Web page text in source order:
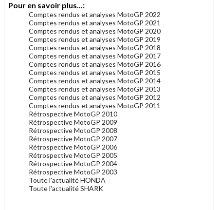
Pour en savoir plus...:
Comptes rendus et analyses MotoGP 2022
Comptes rendus et analyses MotoGP 2021
Comptes rendus et analyses MotoGP 2020
Comptes rendus et analyses MotoGP 2019
Comptes rendus et analyses MotoGP 2018
Comptes rendus et analyses MotoGP 2017
Comptes rendus et analyses MotoGP 2016
Comptes rendus et analyses MotoGP 2015
Comptes rendus et analyses MotoGP 2014
Comptes rendus et analyses MotoGP 2013
Comptes rendus et analyses MotoGP 2012
Comptes rendus et analyses MotoGP 2011
Rétrospective MotoGP 2010
Rétrospective MotoGP 2009
Rétrospective MotoGP 2008
Rétrospective MotoGP 2007
Rétrospective MotoGP 2006
Rétrospective MotoGP 2005
Rétrospective MotoGP 2004
Rétrospective MotoGP 2003
Toute l'actualité HONDA
Toute l'actualité SHARK